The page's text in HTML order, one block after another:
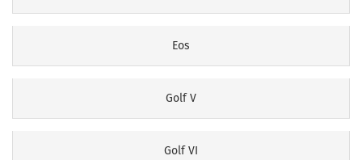
Eos
Golf V
Golf VI